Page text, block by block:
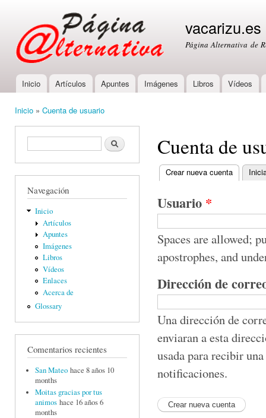
vacarizu.es
Página Alternativa de
Main menu
Inicio Artículos Apuntes Imágenes Libros Vídeos
Inicio » Cuenta de usuario
Formulario de búsquedaBuscar
Navegación
Inicio
Artículos
Apuntes
Imágenes
Libros
Vídeos
Enlaces
Acerca de
Glossary
Comentarios recientes
San Mateo hace 8 años 10
months
Moitas gracias por tus
animos hace 16 años 6
months
Cuenta de
Primary tabs
Crear nueva cuenta (active
Usuario *
Spaces are allowed;
apostrophes, and
Dirección de
Una dirección de
enviaran a esta
usada para recibir
notificaciones.